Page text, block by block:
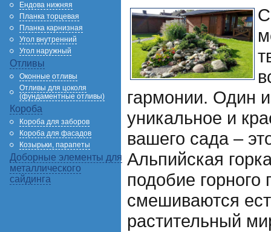
Ендова нижняя
Планка торцевая
Планка карнизная
Угол внутренний
Угол наружный
Отливы
Оконные отливы
Отливы для цоколя
(фундаментные отливы)
Короба
Короба для заборов
Короба для фасадов
Козырьки, парапеты
Доборные элементы для
металлического
сайдинга
гармонии. Один
уникальное и
вашего сада –
Альпийская
подобие горного
смешиваются
растительный